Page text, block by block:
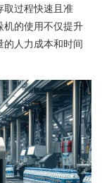
取过程快速且准
机的使用不仅提升
人力成本和时间